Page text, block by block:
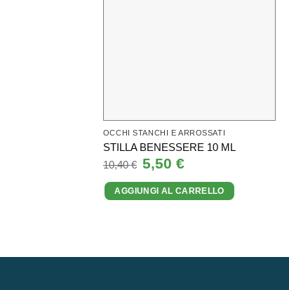
OCCHI STANCHI E ARROSSATI
STILLA BENESSERE 10 ML
10,40€ Il
prezzo
originale
era:
10,40 €.
5,50€
attuale
è:
5,50 €.
AGGIUNGI AL CARRELLO